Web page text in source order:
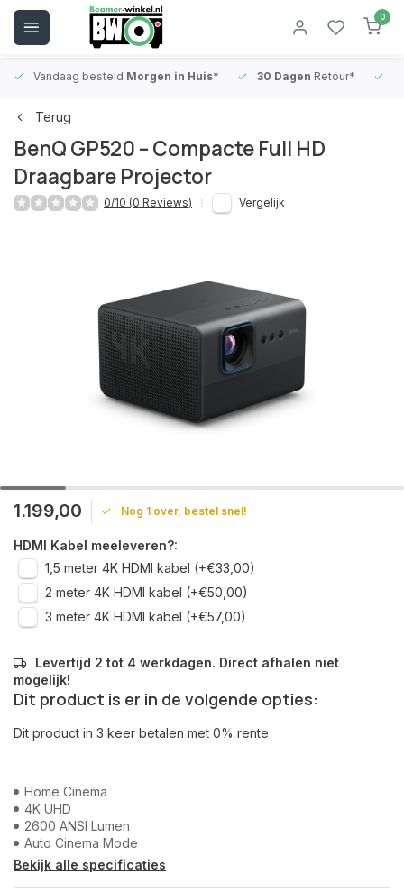
0
Vandaag besteld Morgen in Huis* 30 Dagen Retour*
Terug
BenQ GP520 – Compacte Full HD
Draagbare Projector
0/10 (0 Reviews) Vergelijk
1.199,00 Nog 1 over, bestel snel!
HDMI Kabel meeleveren?:
1,5 meter 4K HDMI kabel (+€33,00)
2 meter 4K HDMI kabel (+€50,00)
3 meter 4K HDMI kabel (+€57,00)
Levertijd 2 tot 4 werkdagen. Direct afhalen niet
mogelijk!
Dit product is er in de volgende opties:
Dit product in 3 keer betalen met 0% rente
Home Cinema
4K UHD
2600 ANSI Lumen
Auto Cinema Mode
Bekijk alle specificaties